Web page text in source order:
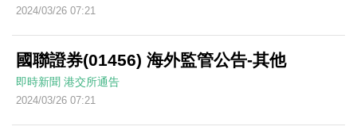
2024/03/26 07:21
國聯證券(01456) 海外監管公告-其他
即時新聞 港交所通告
2024/03/26 07:21